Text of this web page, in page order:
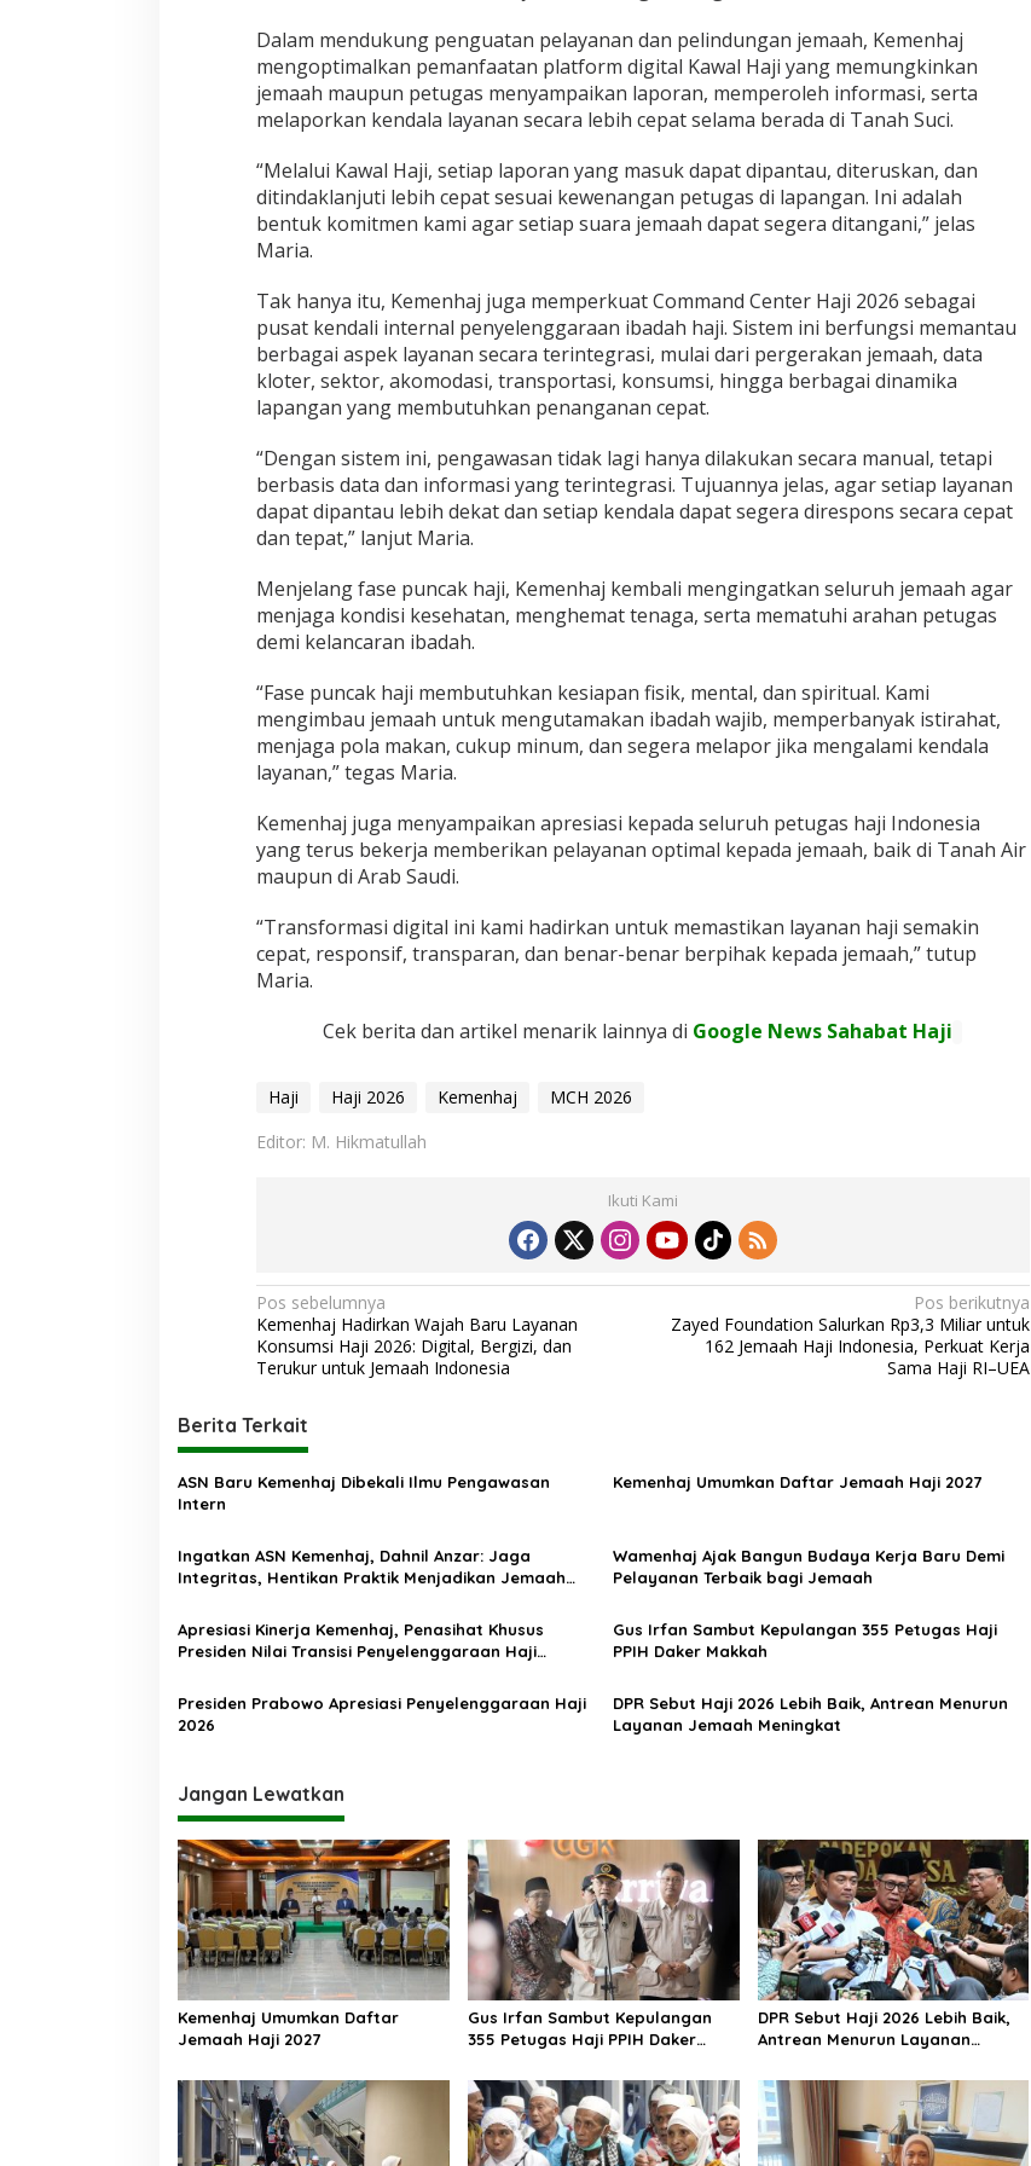
Dalam mendukung penguatan pelayanan dan pelindungan jemaah, Kemenhaj
mengoptimalkan pemanfaatan platform digital Kawal Haji yang memungkinkan
jemaah maupun petugas menyampaikan laporan, memperoleh informasi, serta
melaporkan kendala layanan secara lebih cepat selama berada di Tanah Suci.
“Melalui Kawal Haji, setiap laporan yang masuk dapat dipantau, diteruskan, dan
ditindaklanjuti lebih cepat sesuai kewenangan petugas di lapangan. Ini adalah
bentuk komitmen kami agar setiap suara jemaah dapat segera ditangani,” jelas
Maria.
Tak hanya itu, Kemenhaj juga memperkuatCommand Center Haji 2026 sebagai
pusat kendali internal penyelenggaraan ibadah haji. Sistem ini berfungsi memantau
berbagai aspek layanan secara terintegrasi, mulai dari pergerakan jemaah, data
kloter, sektor, akomodasi, transportasi, konsumsi, hingga berbagai dinamika
lapangan yang membutuhkan penanganan cepat.
“Dengan sistem ini, pengawasan tidak lagi hanya dilakukan secara manual, tetapi
berbasis data dan informasi yang terintegrasi. Tujuannya jelas, agar setiap layanan
dapat dipantau lebih dekat dan setiap kendala dapat segera direspons secara cepat
dan tepat,” lanjut Maria.
Menjelang fase puncak haji, Kemenhaj kembali mengingatkan seluruh jemaah agar
menjaga kondisi kesehatan, menghemat tenaga, serta mematuhi arahan petugas
demi kelancaran ibadah.
“Fase puncak haji membutuhkan kesiapan fisik, mental, dan spiritual. Kami
mengimbau jemaah untuk mengutamakan ibadah wajib, memperbanyak istirahat,
menjaga pola makan, cukup minum, dan segera melapor jika mengalami kendala
layanan,” tegas Maria.
Kemenhaj juga menyampaikan apresiasi kepada seluruh petugas haji Indonesia
yang terus bekerja memberikan pelayanan optimal kepada jemaah, baik di Tanah Air
maupun di Arab Saudi.
“Transformasi digital ini kami hadirkan untuk memastikan layanan haji semakin
cepat, responsif, transparan, dan benar-benar berpihak kepada jemaah,” tutup
Maria.
Cek berita dan artikel menarik lainnya di Google News Sahabat Haji
Haji Haji 2026 Kemenhaj
MCH 2026
Editor: M. Hikmatullah
Ikuti Kami
N
a
v
g
a
i
p
s
Pos sebelumnya
Kemenhaj Hadirkan Wajah Baru Layanan
Konsumsi Haji 2026: Digital, Bergizi, dan
Terukur untuk Jemaah Indonesia
Pos berikutnya
Zayed Foundation Salurkan Rp3,3 Miliar untuk
162 Jemaah Haji Indonesia, Perkuat Kerja
Sama Haji RI–UEA
Berita Terkait
ASN Baru Kemenhaj Dibekali Ilmu Pengawasan
Intern
Kemenhaj Umumkan Daftar Jemaah Haji 2027
Ingatkan ASN Kemenhaj, Dahnil Anzar: Jaga
Integritas, Hentikan Praktik Menjadikan Jemaah
Wamenhaj Ajak Bangun Budaya Kerja Baru Demi
Pelayanan Terbaik bagi Jemaah
Apresiasi Kinerja Kemenhaj, Penasihat Khusus
Presiden Nilai Transisi Penyelenggaraan Haji
Gus Irfan Sambut Kepulangan 355 Petugas Haji
PPIH Daker Makkah
Presiden Prabowo Apresiasi Penyelenggaraan Haji
2026
DPR Sebut Haji 2026 Lebih Baik, Antrean Menurun
Layanan Jemaah Meningkat
Jangan Lewatkan
Kemenhaj Umumkan Daftar
Jemaah Haji 2027
Gus Irfan Sambut Kepulangan
355 Petugas Haji PPIH Daker
DPR Sebut Haji 2026 Lebih Baik,
Antrean Menurun Layanan